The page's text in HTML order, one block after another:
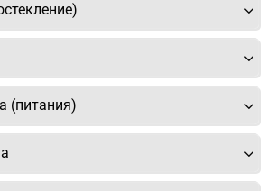
(питания)